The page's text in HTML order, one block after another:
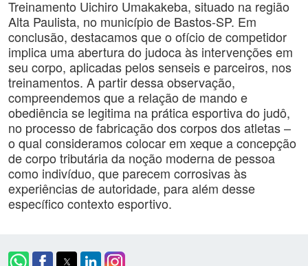
Treinamento Uichiro Umakakeba, situado na região
Alta Paulista, no município de Bastos-SP. Em
conclusão, destacamos que o ofício de competidor
implica uma abertura do judoca às intervenções em
seu corpo, aplicadas pelos senseis e parceiros, nos
treinamentos. A partir dessa observação,
compreendemos que a relação de mando e
obediência se legitima na prática esportiva do judô,
no processo de fabricação dos corpos dos atletas –
o qual consideramos colocar em xeque a concepção
de corpo tributária da noção moderna de pessoa
como indivíduo, que parecem corrosivas às
experiências de autoridade, para além desse
específico contexto esportivo.